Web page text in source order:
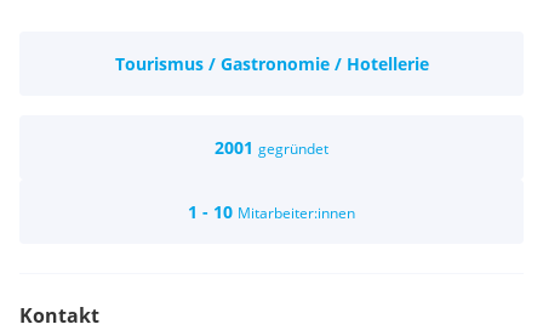
Tourismus / Gastronomie / Hotellerie
2001 gegründet
1 - 10 Mitarbeiter:innen
Kontakt